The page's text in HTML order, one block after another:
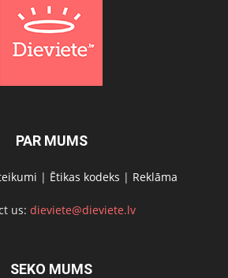
PAR MUMS
| Ētikas kodeks | Reklāma
us: dieviete@dieviete.lv
SEKO MUMS